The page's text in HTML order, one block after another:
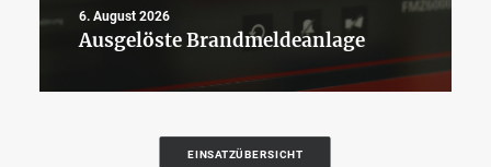
6. August 2026
Ausgelöste Brandmeldeanlage
EINSATZÜBERSICHT